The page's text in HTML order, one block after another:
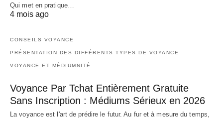
Qui met en pratique…
4 mois ago
CONSEILS VOYANCE
PRÉSENTATION DES DIFFÉRENTS TYPES DE VOYANCE
VOYANCE ET MÉDIUMNITÉ
Voyance Par Tchat Entièrement Gratuite
Sans Inscription : Médiums Sérieux en 2026
La voyance est l'art de prédire le futur. Au fur et à mesure du temps,